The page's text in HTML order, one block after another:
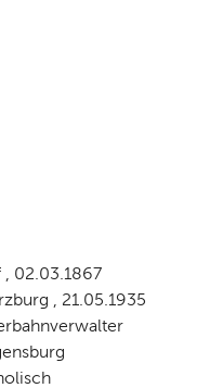
, 02.03.1867
, 21.05.1935